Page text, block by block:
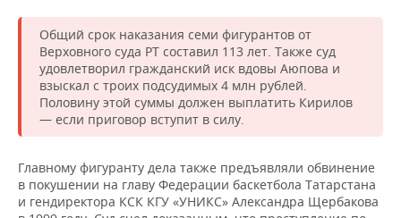
Общий срок наказания семи фигурантов от
Верховного суда РТ составил 113 лет. Также суд
удовлетворил гражданский иск вдовы Аюпова и
взыскал с троих подсудимых 4 млн рублей.
Половину этой суммы должен выплатить Кирилов
— если приговор вступит в силу.
Главному фигуранту дела также предъявляли обвинение
в покушении на главу Федерации баскетбола Татарстана
и гендиректора КСК КГУ «УНИКС» Александра Щербакова